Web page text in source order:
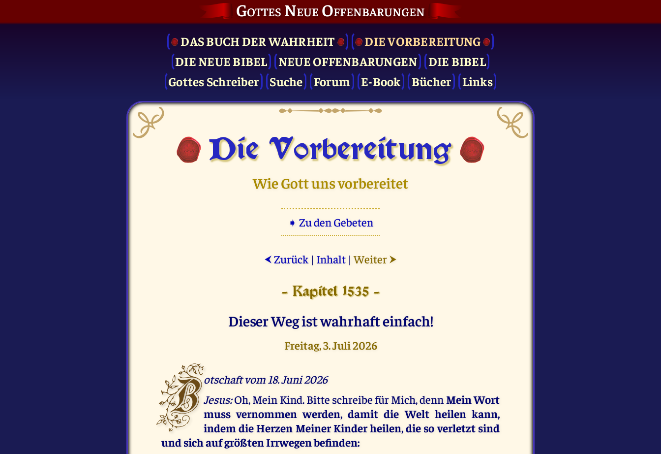
Gottes Neue Offenbarungen
DAS BUCH DER WAHRHEIT
DIE VOR­BEREITUNG
DIE NEUE BIBEL
NEUE OFFENBARUNGEN
DIE BIBEL
Gottes Schreiber
Suche Forum E-Book Bücher Links
Die Vor­bereitung
Wie Gott uns vorbereitet
➧ Zu den Gebeten
⮜ Zurück | Inhalt |Weiter ⮞
- Kapitel 1535 -
Dieser Weg ist wahrhaft einfach!
Freitag, 3. Juli 2026
B otschaft vom 18. Juni 2026
Jesus:Oh, Mein Kind. Bitte schreibe für Mich, dennMein Wort
muss vernommen werden, damit die Welt heilen kann,
indem die Herzen Meiner Kinder heilen, die so verletzt sind
und sich auf größten Irrwegen befinden: